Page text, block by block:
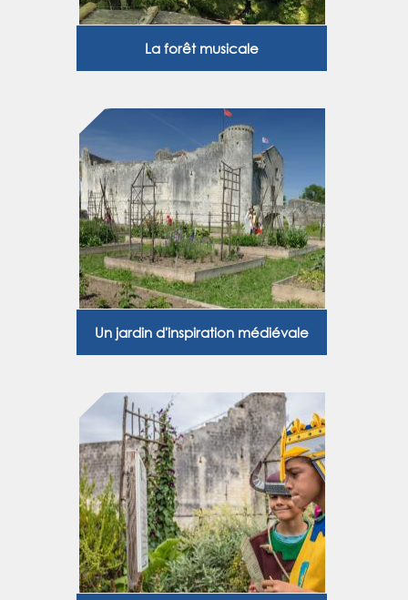
La forêt musicale
Un jardin d'inspiration médiévale